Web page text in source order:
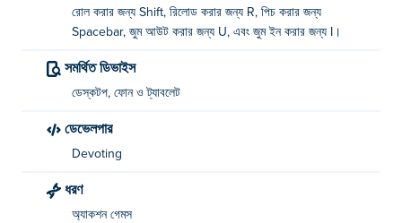
পিচ: স্পেস বার
জুম ইন করুন: I
ডগফাইট কে তৈরি করেছেন?
রোল করার জন্য Shift, রিলোড করার জন্য R, পিচ করার জন্য
Spacebar, জুম আউট করার জন্য U, এবং জুম ইন করার জন্য I।
সমর্থিত ডিভাইস
ডেস্কটপ, ফোন ও ট্যাবলেট
ডেভেলপার
Devoting
ধরণ
অ্যাকশন গেমস